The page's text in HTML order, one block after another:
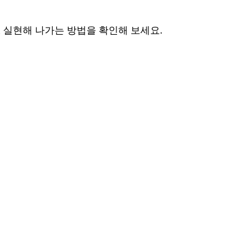
현해 나가는 방법을 확인해 보세요.